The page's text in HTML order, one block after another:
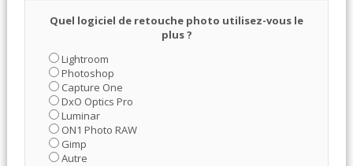
Quel logiciel de retouche photo utilisez-vous le
plus ?
Lightroom
Photoshop
Capture One
DxO Optics Pro
Luminar
ON1 Photo RAW
Gimp
Autre